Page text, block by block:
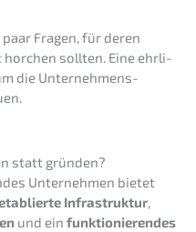
Fragen, für deren
horchen sollten. Eine ehrli­
die Unternehmens­
statt gründen?
Unter­neh­men bietet
Infra­struk­tur,
und ein funktio­nie­ren­des